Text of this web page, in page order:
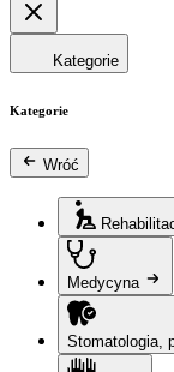
Kategorie
Kategorie
Wróć
Medycyna
Stomatologia,